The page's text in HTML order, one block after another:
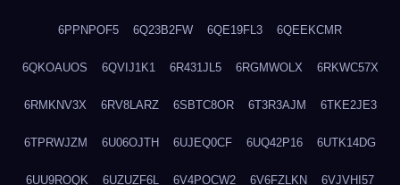
6PPNPOF5 6Q23B2FW 6QE19FL3 6QEEKCMR
6QKOAUOS 6QVIJ1K1 6R431JL5 6RGMWOLX 6RKWC57X
6RMKNV3X 6RV8LARZ 6SBTC8OR 6T3R3AJM 6TKE2JE3
6TPRWJZM 6U06OJTH 6UJEQ0CF 6UQ42P16 6UTK14DG
6UU9ROQK 6UZUZF6L 6V4POCW2 6V6FZLKN 6VJVHI57